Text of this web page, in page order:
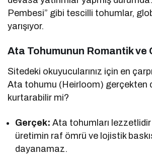
Pembesi” gibi tescilli tohumlar,
yarışıyor.
Ata Tohumunun Romantik ve
Sitedeki okuyucularınız için en
Ata tohumu (Heirloom) gerçekten
kurtarabilir mi?
Gerçek: Ata tohumları
üretimin raf ömrü ve lojistik
dayanamaz.